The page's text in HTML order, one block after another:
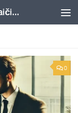
Mokesčiai, mokesčių patarimai, skaičiuoklės, straipsniai -Liepaja.lt
0